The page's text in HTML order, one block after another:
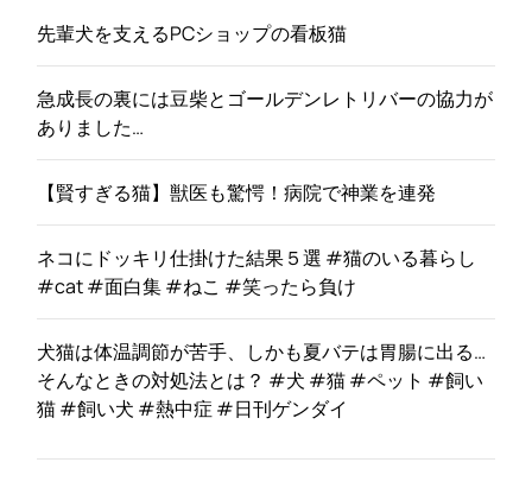
先輩犬を支えるPCショップの看板猫
急成長の裏には豆柴とゴールデンレトリバーの協力が
ありました…
【賢すぎる猫】獣医も驚愕！病院で神業を連発
ネコにドッキリ仕掛けた結果５選 #猫のいる暮らし
#cat #面白集 #ねこ #笑ったら負け
犬猫は体温調節が苦手、しかも夏バテは胃腸に出る…
そんなときの対処法とは？ #犬 #猫 #ペット #飼い
猫 #飼い犬 #熱中症 #日刊ゲンダイ